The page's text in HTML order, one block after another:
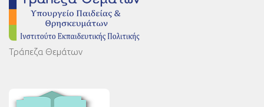
Τράπεζα Θεμάτων